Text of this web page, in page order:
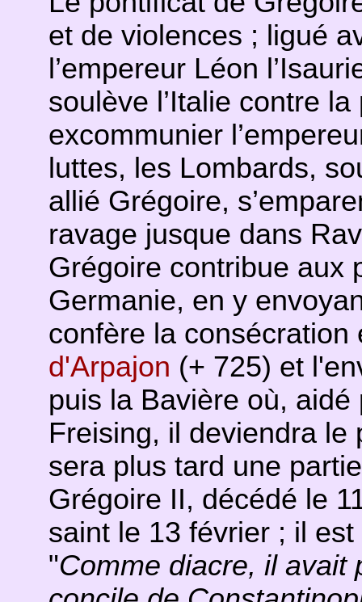
et de violences ; ligué
l’empereur Léon
soulève l’Italie contre
excommunier
luttes, les Lombards,
allié Grégoire,
ravage jusque dans
Grégoire contribue aux
Germanie, en y
confère la
d'Arpajon (+ 725) et
puis la Bavière où,
Freising, il deviendra le
sera plus tard une
Grégoire II, décédé le
saint le 13 février ; il
"Comme diacre, il avait